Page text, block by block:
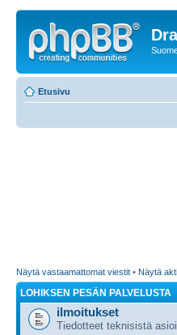
Etusivu
Näytä vastaamattomat viestit • Näytä
LOHIKSEN PESÄN PALVELUSTA
ilmoitukset
Tiedotteet teknisistä